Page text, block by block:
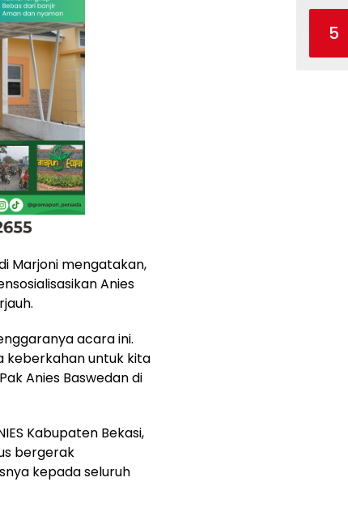
Marjoni mengatakan,
Anies
acara ini.
keberkahan untuk kita
Anies Baswedan di
Kabupaten Bekasi,
bergerak
kepada seluruh
5